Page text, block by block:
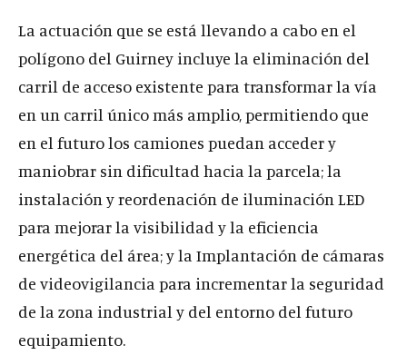
La actuación que se está llevando a cabo en el
polígono del Guirney incluye la eliminación del
carril de acceso existente para transformar la vía
en un carril único más amplio, permitiendo que
en el futuro los camiones puedan acceder y
maniobrar sin dificultad hacia la parcela; la
instalación y reordenación de iluminación LED
para mejorar la visibilidad y la eficiencia
energética del área; y la Implantación de cámaras
de videovigilancia para incrementar la seguridad
de la zona industrial y del entorno del futuro
equipamiento.